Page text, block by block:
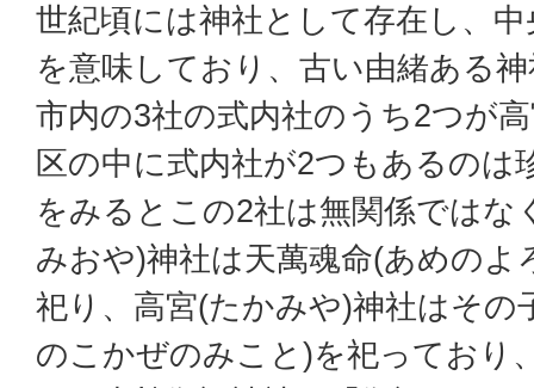
世紀頃には神社として存在し、
を意味しており、古い由緒ある
市内の3社の式内社のうち2つが
区の中に式内社が2つもあるのは
をみるとこの2社は無関係ではな
みおや)神社は天萬魂命(あめの
祀り、高宮(たかみや)神社はその
のこかぜのみこと)を祀っており